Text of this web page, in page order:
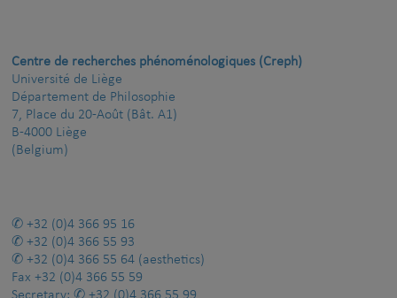
Centre de recherches phénoménologiques (Creph)
Université de Liège
Département de Philosophie
7, Place du 20-Août (Bât. A1)
B-4000 Liège
(Belgium)
+32 (0)4 366 95 16
+32 (0)4 366 55 93
+32 (0)4 366 55 64 (aesthetics)
Fax +32 (0)4 366 55 59